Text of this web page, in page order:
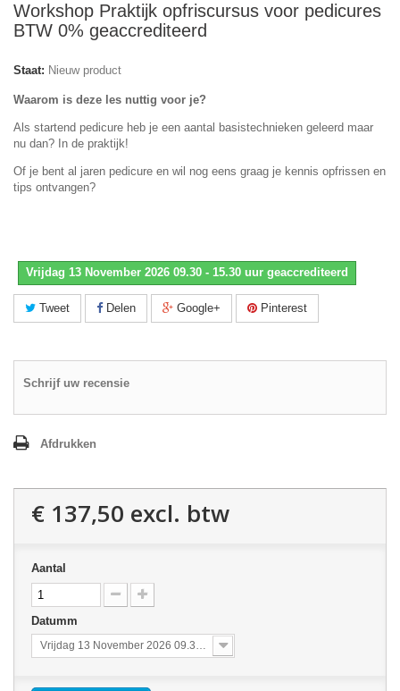
Workshop Praktijk opfriscursus voor pedicures
BTW 0% geaccrediteerd
Staat: Nieuw product
Waarom is deze les nuttig voor je?
Als startend pedicure heb je een aantal basistechnieken geleerd maar
nu dan? In de praktijk!
Of je bent al jaren pedicure en wil nog eens graag je kennis opfrissen en
tips ontvangen?
Vrijdag 13 November 2026 09.30 - 15.30 uur geaccrediteerd
Tweet Delen Google+ Pinterest
Schrijf uw recensie
Afdrukken
€ 137,50 excl. btw
Aantal
Vrijdag 13 November 2026 09.30 - 15.30 uur